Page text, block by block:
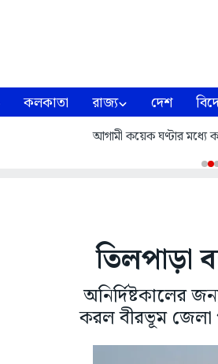
কলকাতা রাজ্য দেশ
আগামী কয়েক ঘণ্টার মধ্যে
তিলপাড়া
অনির্দিষ্টকালের
করল বীরভূম জেলা